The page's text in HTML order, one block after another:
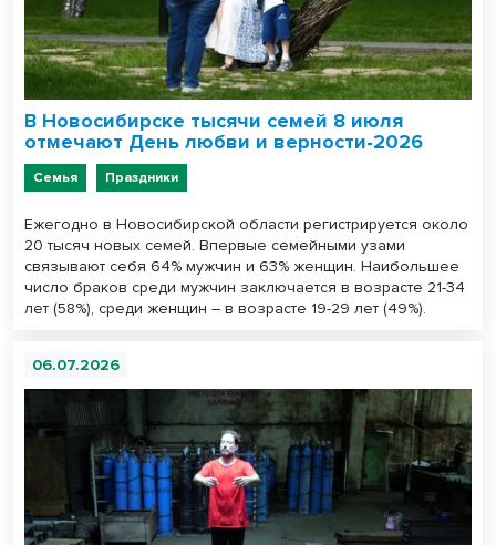
В Новосибирске тысячи семей 8 июля
отмечают День любви и верности-2026
Семья Праздники
Ежегодно в Новосибирской области регистрируется около
20 тысяч новых семей. Впервые семейными узами
связывают себя 64% мужчин и 63% женщин. Наибольшее
число браков среди мужчин заключается в возрасте 21-34
лет (58%), среди женщин – в возрасте 19-29 лет (49%).
06.07.2026